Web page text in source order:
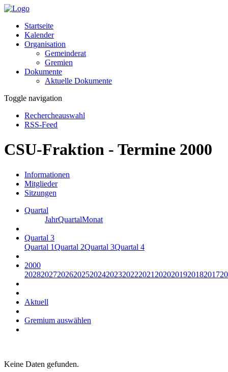
Startseite
Kalender
Organisation
Gemeinderat
Gremien
Dokumente
Aktuelle Dokumente
Toggle navigation
Rechercheauswahl
RSS-Feed
CSU-Fraktion - Termine 2000
Informationen
Mitglieder
Sitzungen
Quartal
JahrQuartalMonat
Quartal 3
Quartal 1Quartal 2Quartal 3Quartal 4
2000
20282027202620252024202320222021 2020201920182017
Aktuell
Gremium auswählen
Keine Daten gefunden.